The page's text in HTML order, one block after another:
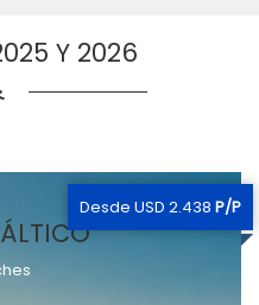
Y 2026
Desde USD 2.438 P/P